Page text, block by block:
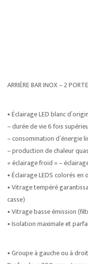
ARRIÈRE BAR INOX – 2
• Éclairage LED blanc
– durée de vie 6 fois
– consommation d’énergie
– production de chaleur
« éclairage froid » –
• Éclairage LEDS colorés en
• Vitrage tempéré
casse)
• Vitrage basse émission
• Isolation maximale et
• Groupe à gauche ou à